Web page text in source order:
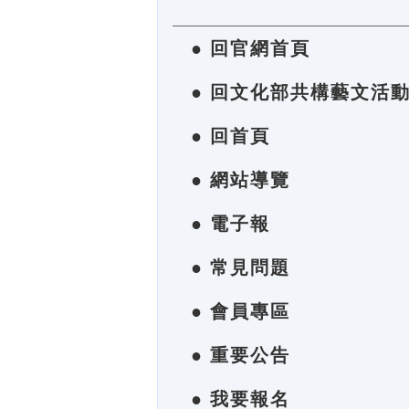
● 回官網首頁
● 回文化部共構藝文活
● 回首頁
● 網站導覽
● 電子報
● 常見問題
● 會員專區
● 重要公告
● 我要報名